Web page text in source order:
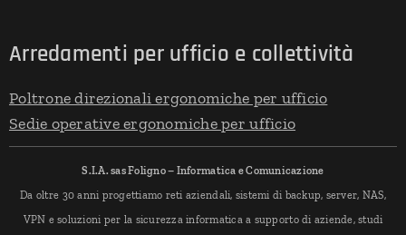
Arredamenti per ufficio e collettività
Poltrone direzionali ergonomiche per ufficio
Sedie operative ergonomiche per ufficio
S.I.A. sas Foligno – Informatica e Comunicazione
Da oltre 30 anni progettiamo reti aziendali, sistemi di backup, server, NAS,
VPN e soluzioni per la sicurezza informatica a supporto di aziende, studi